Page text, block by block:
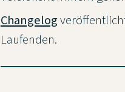
Changelog
Laufenden.